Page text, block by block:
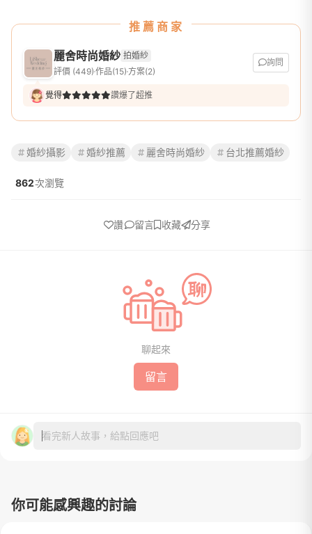
推薦商家
麗舍時尚婚紗 拍婚紗
評價 (449) 作品(15) 方案(2)
詢問
覺得 讚爆了超推
婚紗攝影 婚紗推薦 麗舍時尚婚紗 台北推薦婚紗
862次瀏覽
讚 留言 收藏 分享
聊起來
留言
看完新人故事，給點回應吧
你可能感興趣的討論